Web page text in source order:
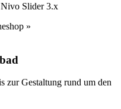
»
zur Gestaltung rund um den